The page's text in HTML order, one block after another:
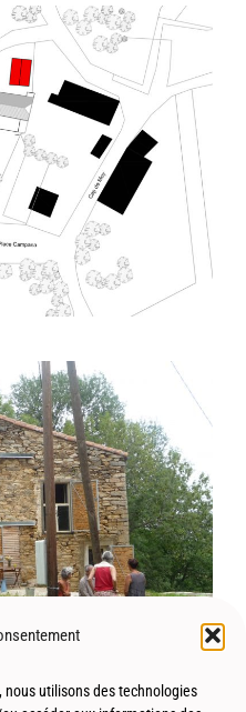
utilisons des technologies
– R03
– Réhabilitation –